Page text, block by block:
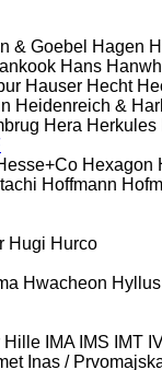
& Goebel Hagen
Hans
Hauser Hecht
Heidenreich &
Hera Herkules
Hexagon
Hoffmann
Hugi Hurco
Hwacheon Hyllus
Hille IMA IMS IMT
Inas /